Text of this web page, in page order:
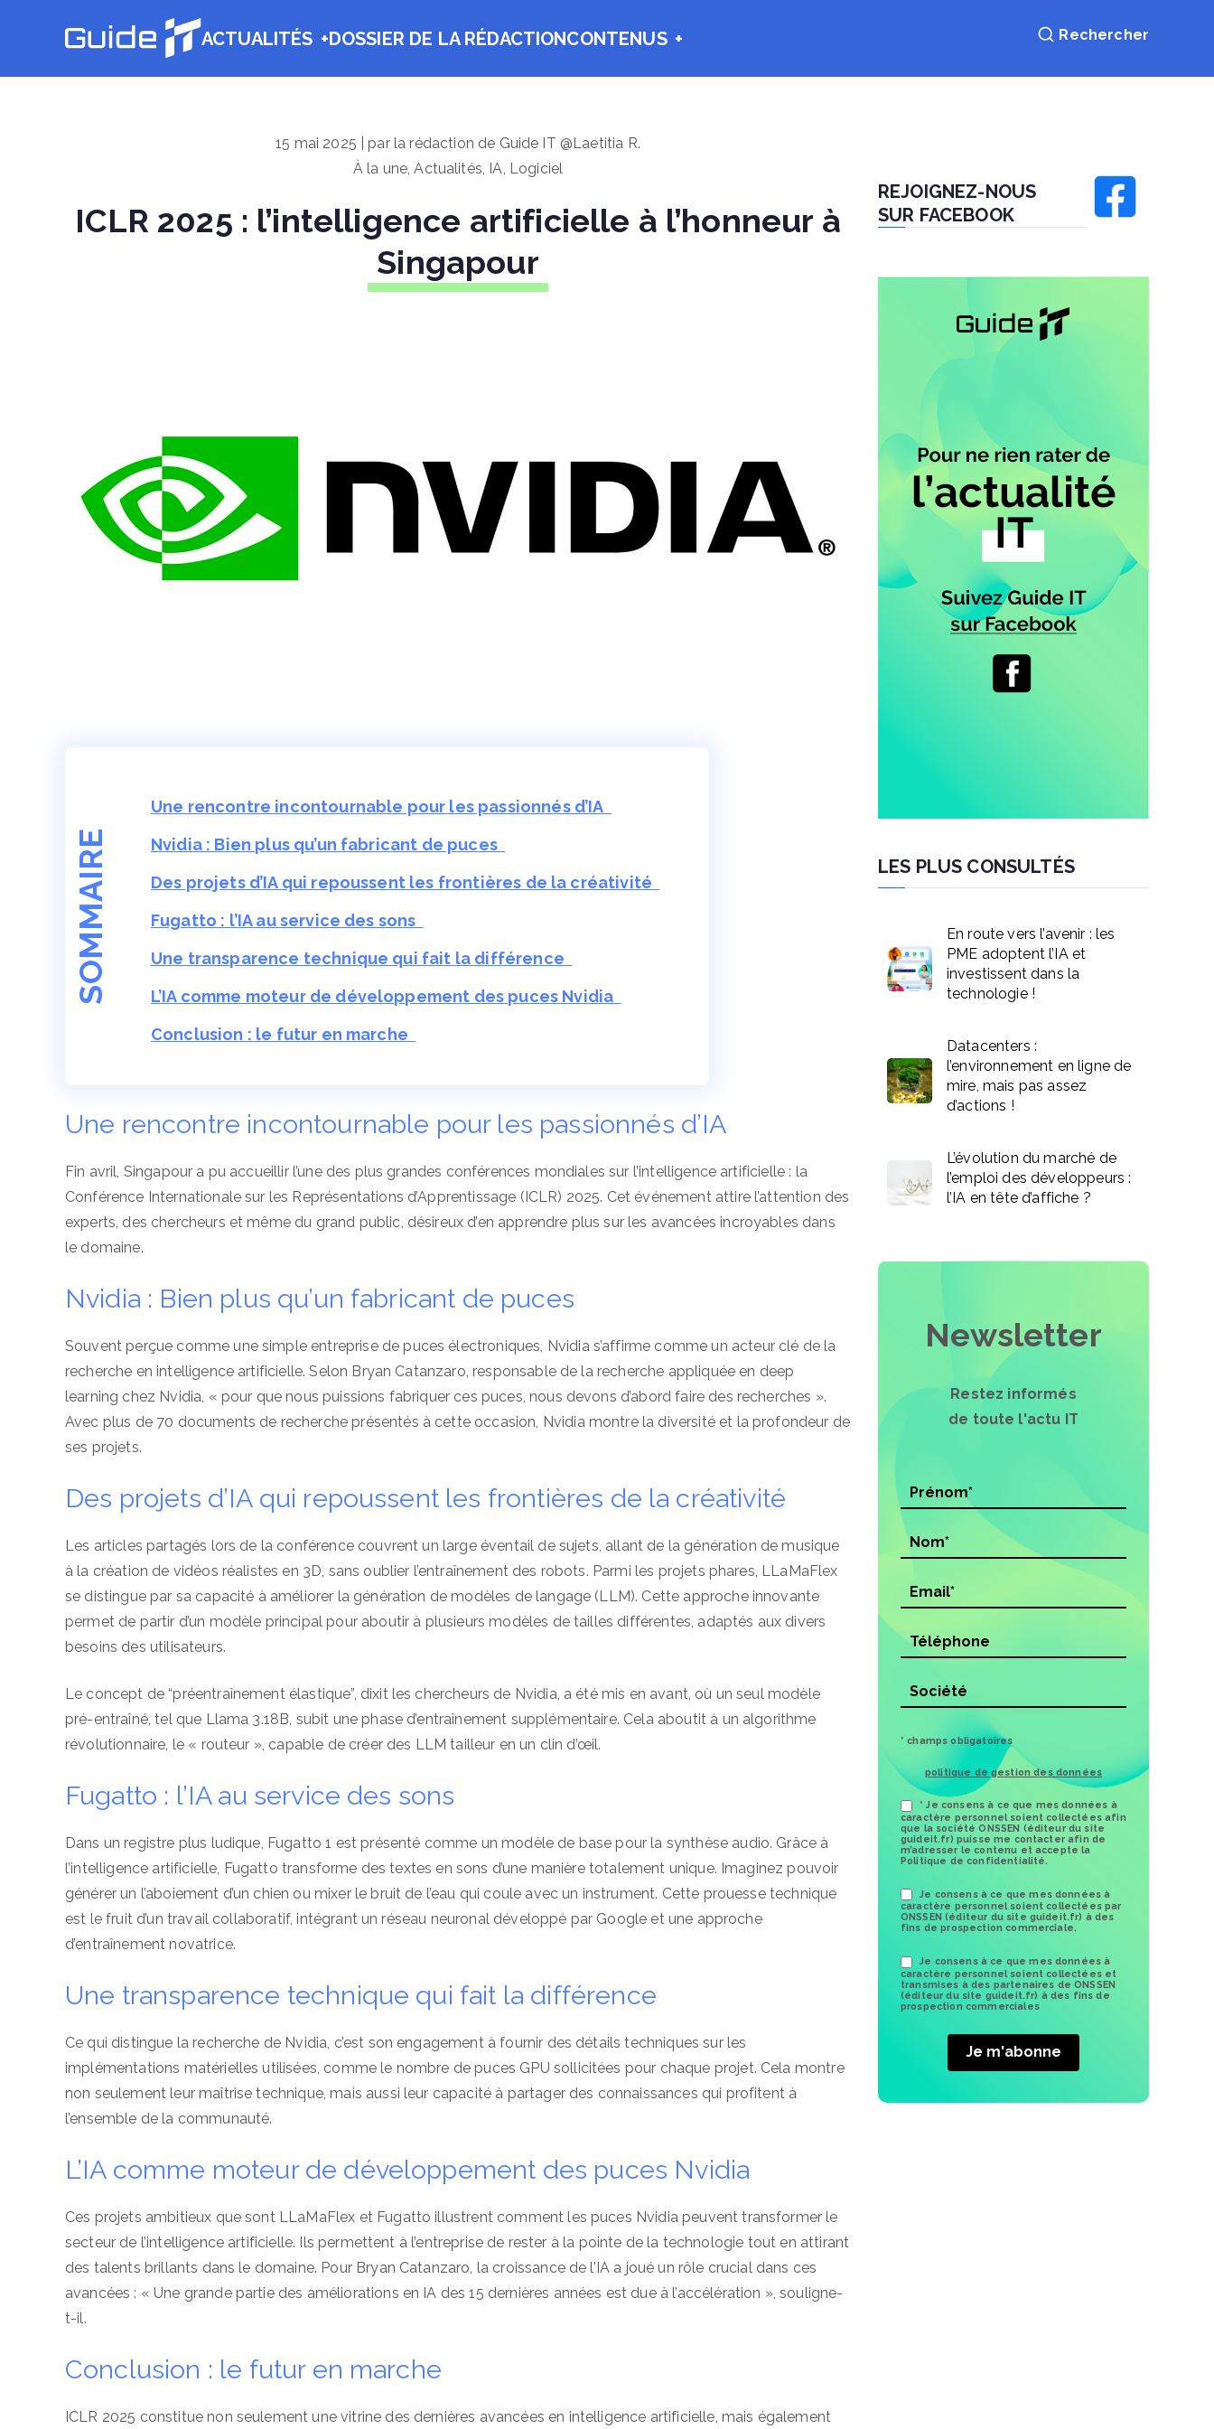
ACTUALITÉS DOSSIER DE LA RÉDACTIONCONTENUS
15 mai 2025 | par la rédaction de Guide IT @Laetitia R.
À la une,Actualités, IA, Logiciel
ICLR 2025 : l’intelligence artificielle à l’honneur à
Singapour
SOMMAIRE
Une rencontre incontournable pour les passionnés d’IA
Nvidia : Bien plus qu’un fabricant de puces
Des projets d’IA qui repoussent les frontières de la créativité
Fugatto : l’IA au service des sons
Une transparence technique qui fait la différence
L’IA comme moteur de développement des puces Nvidia
Conclusion : le futur en marche
Une rencontre incontournable pour les passionnés d’IA
Fin avril, Singapour a pu accueillir l’une des plus grandes conférences mondiales sur l’intelligence artificielle : la
Conférence Internationale sur les Représentations d’Apprentissage (ICLR) 2025. Cet événement attire l’attention des
experts, des chercheurs et même du grand public, désireux d’en apprendre plus sur les avancées incroyables dans
le domaine.
Nvidia : Bien plus qu’un fabricant de puces
Souvent perçue comme une simple entreprise de puces électroniques, Nvidia s’affirme comme un acteur clé de la
recherche en intelligence artificielle. Selon Bryan Catanzaro, responsable de la recherche appliquée en deep
learning chez Nvidia, « pour que nous puissions fabriquer ces puces, nous devons d’abord faire des recherches ».
Avec plus de 70 documents de recherche présentés à cette occasion, Nvidia montre la diversité et la profondeur de
ses projets.
Des projets d’IA qui repoussent les frontières de la créativité
Les articles partagés lors de la conférence couvrent un large éventail de sujets, allant de la génération de musique
à la création de vidéos réalistes en 3D, sans oublier l’entraînement des robots. Parmi les projets phares, LLaMaFlex
se distingue par sa capacité à améliorer la génération de modèles de langage (LLM). Cette approche innovante
permet de partir d’un modèle principal pour aboutir à plusieurs modèles de tailles différentes, adaptés aux divers
besoins des utilisateurs.
Le concept de “préentraînement élastique”, dixit les chercheurs de Nvidia, a été mis en avant, où un seul modèle
pré-entraîné, tel que Llama 3.18B, subit une phase d’entraînement supplémentaire. Cela aboutit à un algorithme
révolutionnaire, le « routeur », capable de créer des LLM tailleur en un clin d’œil.
Fugatto : l’IA au service des sons
Dans un registre plus ludique, Fugatto 1 est présenté comme un modèle de base pour la synthèse audio. Grâce à
l’intelligence artificielle, Fugatto transforme des textes en sons d’une manière totalement unique. Imaginez pouvoir
générer un l’aboiement d’un chien ou mixer le bruit de l’eau qui coule avec un instrument. Cette prouesse technique
est le fruit d’un travail collaboratif, intégrant un réseau neuronal développé par Google et une approche
d’entraînement novatrice.
Une transparence technique qui fait la différence
Ce qui distingue la recherche de Nvidia, c’est son engagement à fournir des détails techniques sur les
implémentations matérielles utilisées, comme le nombre de puces GPU sollicitées pour chaque projet. Cela montre
non seulement leur maîtrise technique, mais aussi leur capacité à partager des connaissances qui profitent à
l’ensemble de la communauté.
L’IA comme moteur de développement des puces Nvidia
Ces projets ambitieux que sont LLaMaFlex et Fugatto illustrent comment les puces Nvidia peuvent transformer le
secteur de l’intelligence artificielle. Ils permettent à l’entreprise de rester à la pointe de la technologie tout en attirant
des talents brillants dans le domaine. Pour Bryan Catanzaro, la croissance de l’IA a joué un rôle crucial dans ces
avancées : « Une grande partie des améliorations en IA des 15 dernières années est due à l’accélération », souligne-
t-il.
Conclusion : le futur en marche
ICLR 2025 constitue non seulement une vitrine des dernières avancées en intelligence artificielle, mais également
REJOIGNEZ-NOUS
SUR FACEBOOK
LES PLUS CONSULTÉS
En route vers l’avenir : les
PME adoptent l’IA et
investissent dans la
technologie !
Datacenters :
l’environnement en ligne de
mire, mais pas assez
d’actions !
L’évolution du marché de
l’emploi des développeurs :
l’IA en tête d’affiche ?
Newsletter
Restez informés
de toute l'actu IT
* champs obligatoires
politique de gestion des données
* Je consens à ce que mes données à
caractère personnel soient collectées afin
que la société ONSSEN (éditeur du site
guideit.fr) puisse me contacter afin de
m’adresser le contenu et accepte la
Politique de confidentialité.
Je consens à ce que mes données à
caractère personnel soient collectées par
ONSSEN (éditeur du site guideit.fr) à des
fins de prospection commerciale.
Je consens à ce que mes données à
caractère personnel soient collectées et
transmises à des partenaires de ONSSEN
(éditeur du site guideit.fr) à des fins de
prospection commerciales